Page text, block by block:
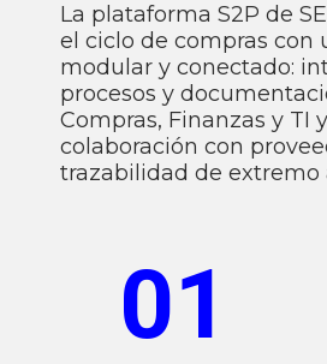
La plataforma S2P de
el ciclo de compras con
modular y conectado:
procesos y
Compras, Finanzas y TI
colaboración con
trazabilidad de extremo
01